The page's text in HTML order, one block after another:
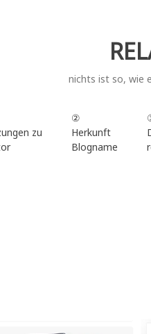
nichts ist so, wie
zu
②
Herkunft
Blogname